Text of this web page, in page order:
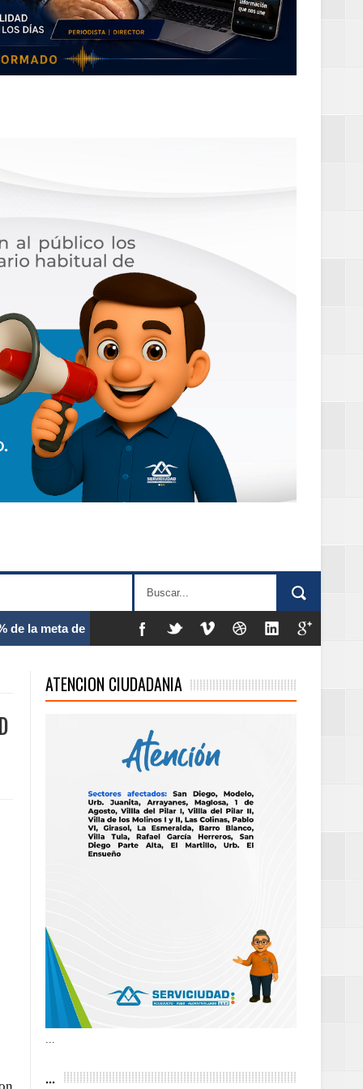
violencias
sin
Gobierno de
de la Mujer
ATENCION CIUDADANIA
...